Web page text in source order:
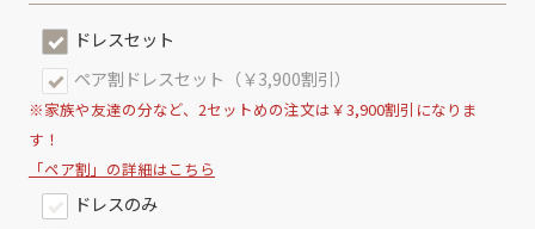
ドレスセット
ペア割ドレスセット（￥3,900割引）
※家族や友達の分など、2セットめの注文は￥3,900割引になりま
す！
「ペア割」の詳細はこちら
ドレスのみ